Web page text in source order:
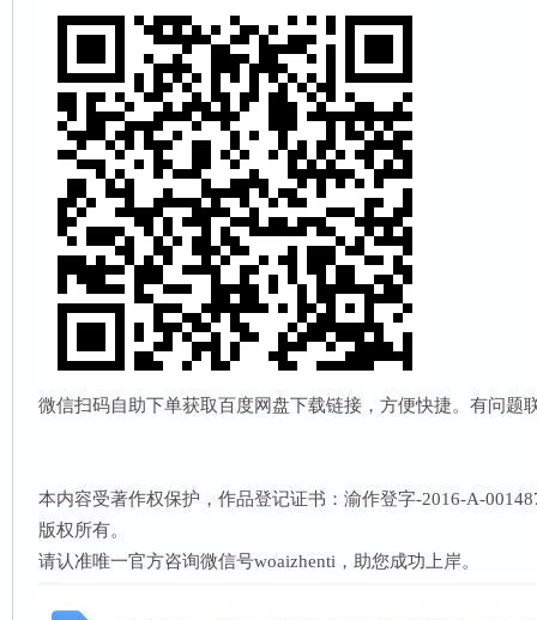
微信扫码自助下单获取百度网盘下载链接，方便快捷。有问题
本内容受著作权保护，作品登记证书：渝作登字-2016-A-
版权所有。
请认准唯一官方咨询微信号woaizhenti，助您成功上岸。